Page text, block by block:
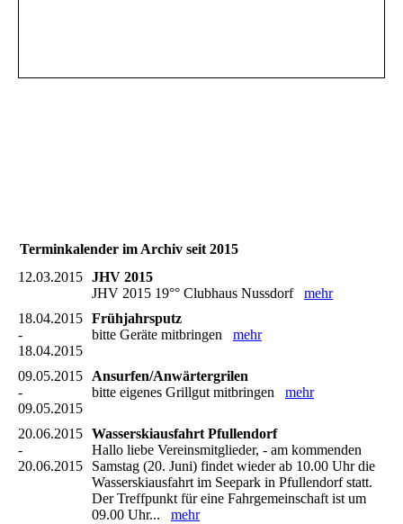
Terminkalender im Archiv seit 2015
12.03.2015 JHV 2015
JHV 2015 19°° Clubhaus Nussdorf mehr
18.04.2015
-
18.04.2015
Frühjahrsputz
bitte Geräte mitbringen mehr
09.05.2015
-
09.05.2015
Ansurfen/Anwärtergrilen
bitte eigenes Grillgut mitbringen mehr
20.06.2015
-
20.06.2015
Wasserskiausfahrt Pfullendorf
Hallo liebe Vereinsmitglieder, - am kommenden
Samstag (20. Juni) findet wieder ab 10.00 Uhr die
Wasserskiausfahrt im Seepark in Pfullendorf statt.
Der Treffpunkt für eine Fahrgemeinschaft ist um
09.00 Uhr... mehr